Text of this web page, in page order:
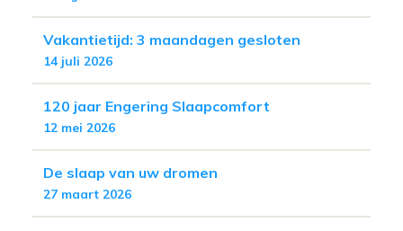
Vakantietijd: 3 maandagen gesloten
14 juli 2026
120 jaar Engering Slaapcomfort
12 mei 2026
De slaap van uw dromen
27 maart 2026